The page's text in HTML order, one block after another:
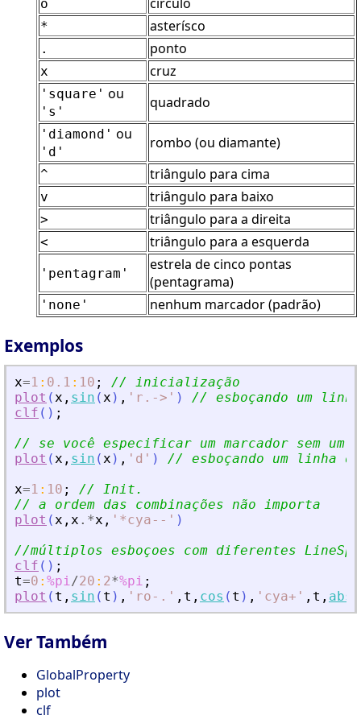
o círculo
* asterísco
. ponto
x cruz
'square' ou
's'
quadrado
'diamond' ou
'd'
rombo (ou diamante)
^ triângulo para cima
v triângulo para baixo
> triângulo para a direita
< triângulo para a esquerda
'pentagram'
estrela de cinco pontas
(pentagrama)
'none' nenhum marcador (padrão)
Exemplos
x=1 : 0.1 : 10 ;
// inicialização
plot (x , sin (x ) , ' r.-> ' )
// esboçando um
clf ( ) ;
// se você especificar um marcador sem um
plot (x , sin (x ) , ' d ' )
// esboçando um linha
x=1 : 10 ;
// Init.
// a ordem das combinações não importa
plot (x , x .*x , ' *cya-- ' )
//múltiplos esboçoes com diferentes
clf ( ) ;
t=0 : %pi/20 : 2*%pi ;
plot ( t , sin ( t ) , ' ro- . ' , t , cos ( t ) , ' cya+ ' , t , abs
Ver Também
GlobalProperty
plot
clf